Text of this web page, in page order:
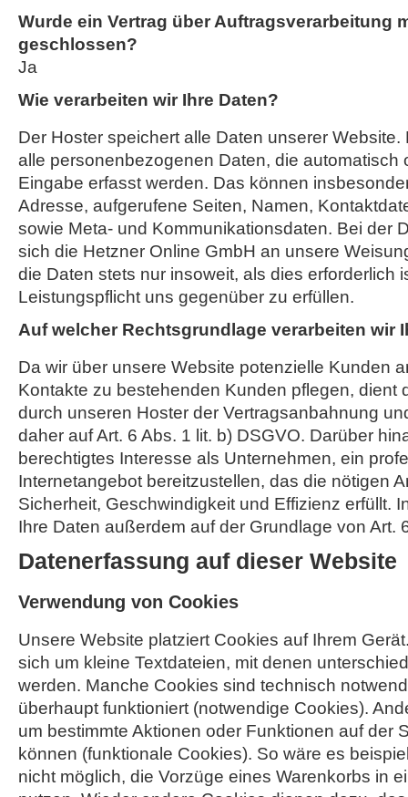
Wurde ein Vertrag über Auftragsverarbeitung
geschlossen?
Ja
Wie verarbeiten wir Ihre Daten?
Der Hoster speichert alle Daten unserer
alle personenbezogenen Daten, die automatisch
Eingabe erfasst werden. Das können
Adresse, aufgerufene Seiten, Namen,
sowie Meta- und Kommunikationsdaten. Bei der
sich die Hetzner Online GmbH an unsere
die Daten stets nur insoweit, als dies erforderlich
Leistungspflicht uns gegenüber zu erfüllen.
Auf welcher Rechtsgrundlage verarbeiten wir
Da wir über unsere Website potenzielle Kunden
Kontakte zu bestehenden Kunden pflegen, dient
durch unseren Hoster der Vertragsanbahnung
daher auf Art. 6 Abs. 1 lit. b) DSGVO. Darüber
berechtigtes Interesse als Unternehmen, ein
Internetangebot bereitzustellen, das die nötigen
Sicherheit, Geschwindigkeit und Effizienz erfüllt.
Ihre Daten außerdem auf der Grundlage von Art.
Datenerfassung auf dieser Website
Verwendung von Cookies
Unsere Website platziert Cookies auf Ihrem
sich um kleine Textdateien, mit denen
werden. Manche Cookies sind technisch
überhaupt funktioniert (notwendige Cookies).
um bestimmte Aktionen oder Funktionen auf der
können (funktionale Cookies). So wäre es
nicht möglich, die Vorzüge eines Warenkorbs in